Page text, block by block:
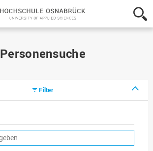
Hochschule
Osnabrück
-
Personensuche
Filter